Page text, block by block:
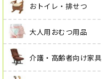
おトイレ・排せつ
大人用おむつ用品
介護・高齢者向け家具